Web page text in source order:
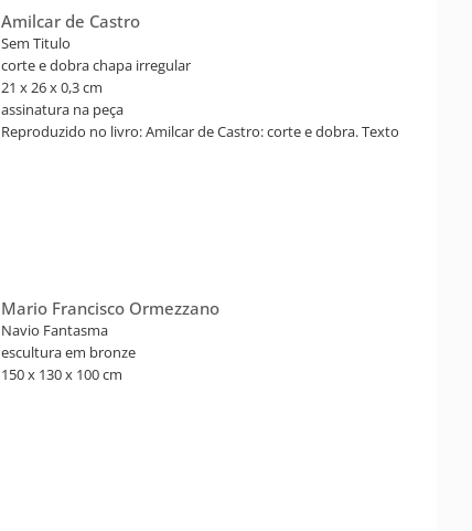
Amilcar de Castro
Sem Titulo
corte e dobra chapa irregular
21 x 26 x 0,3 cm
assinatura na peça
Reproduzido no livro: Amilcar de Castro: corte e dobra. Texto
Mario Francisco Ormezzano
Navio Fantasma
escultura em bronze
150 x 130 x 100 cm